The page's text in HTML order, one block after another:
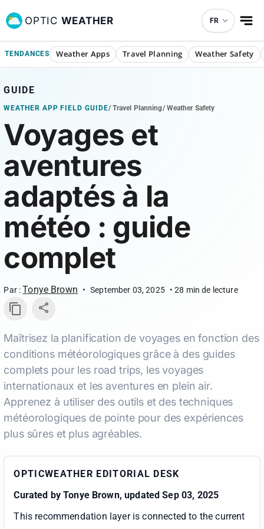
OPTIC WEATHER FR
TENDANCES Weather Apps Travel Planning Weather Safety
GUIDE
WEATHER APP FIELD GUIDE/ Travel Planning/ Weather Safety
Voyages et
aventures
adaptés à la
météo : guide
complet
Par : Tonye Brown • September 03, 2025 •28 min de lecture
Maîtrisez la planification de voyages en fonction des
conditions météorologiques grâce à des guides
complets pour les road trips, les voyages
internationaux et les aventures en plein air.
Apprenez à utiliser des outils et des techniques
météorologiques de pointe pour des expériences
plus sûres et plus agréables.
OPTICWEATHER EDITORIAL DESK
Curated byTonye Brown, updated Sep 03, 2025
This recommendation layer is connected to the current